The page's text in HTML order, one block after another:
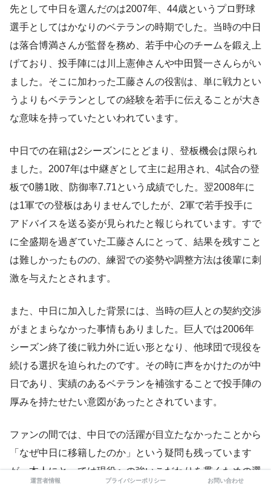
先として中日を選んだのは2007年、44歳というプロ野球
選手としてはかなりのベテランの時期でした。当時の中日
は落合博満さんが監督を務め、若手中心のチームを鍛え上
げており、投手陣には川上憲伸さんや中田賢一さんらがい
ました。そこに加わった工藤さんの役割は、単に戦力とい
うよりもベテランとしての経験を若手に伝えることが大き
な意味を持っていたといわれています。
中日での在籍は2シーズンにとどまり、登板機会は限られ
ました。2007年は中継ぎとして主に起用され、4試合の登
板で0勝1敗、防御率7.71という成績でした。翌2008年に
は1軍での登板はありませんでしたが、2軍で若手投手に
アドバイスを送る姿が見られたと報じられています。すで
に全盛期を過ぎていた工藤さんにとって、結果を残すこと
は難しかったものの、練習での姿勢や調整方法は後輩に刺
激を与えたとされます。
また、中日に加入した背景には、当時の巨人との契約交渉
がまとまらなかった事情もありました。巨人では2006年
シーズン終了後に戦力外に近い形となり、他球団で現役を
続ける選択を迫られたのです。その時に声をかけたのが中
日であり、実績のあるベテランを補強することで投手陣の
厚みを持たせたい意図があったとされています。
ファンの間では、中日での活躍が目立たなかったことから
「なぜ中日に移籍したのか」という疑問も残っています
が、本人にとっては現役への強いこだわりを貫くための選
運営者情報 プライバシーポリシー お問い合わせ